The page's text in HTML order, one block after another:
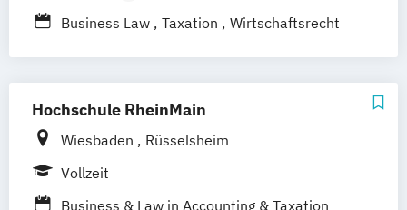
Berufsbegleitendes Präsenzstudium
Business Law Taxation Wirtschaftsrecht
Hochschule RheinMain
Wiesbaden
Rüsselsheim
Vollzeit
Business & Law in Accounting & Taxation